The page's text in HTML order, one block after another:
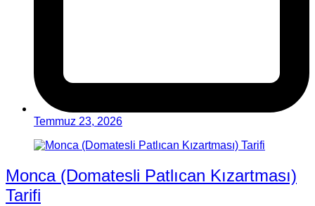
Temmuz 23, 2026
Monca (Domatesli Patlıcan Kızartması)
Tarifi